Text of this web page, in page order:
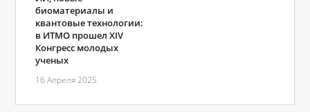
биоматериалы и
квантовые технологии:
в ИТМО прошел XIV
Конгресс молодых
ученых
16 Апреля 2025